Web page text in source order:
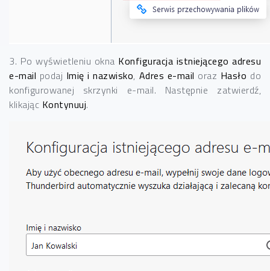
3. Po wyświetleniu okna Konfiguracja istniejącego adresu
e-mail podaj Imię i nazwisko, Adres e-mail oraz Hasło do
konfigurowanej skrzynki e-mail. Następnie zatwierdź,
klikając Kontynuuj.